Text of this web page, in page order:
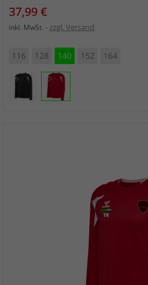
Preis
37,99 €
inkl. MwSt. zzgl. Versand
116 128 140 152 164